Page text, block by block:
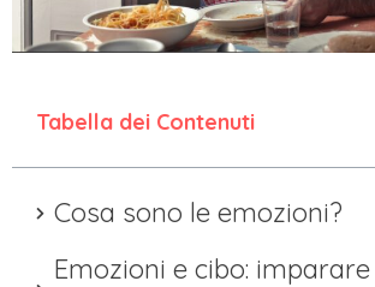
Tabella dei Contenuti
Cosa sono le emozioni?
Emozioni e cibo: imparare